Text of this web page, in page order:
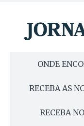
ONDE
RECEBA AS
RECEBA